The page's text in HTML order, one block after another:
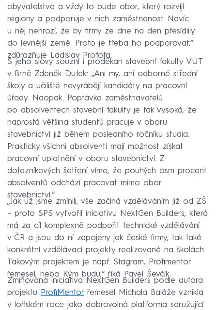
obyvatelstva a vždy to bude obor, který rozvíjí
regiony a podporuje v nich zaměstnanost. Navíc
u něj nehrozí, že by firmy ze dne na den přesídlily
do levnější země. Proto je třeba ho podporovat,“
zdůrazňuje Ladislav Profota.
S jeho slovy souzní i proděkan stavební fakulty VUT
v Brně Zdeněk Dufek: „Ani my, ani odborné střední
školy a učiliště nevyrábějí kandidáty na pracovní
úřady. Naopak. Poptávka zaměstnavatelů
po absolventech stavební fakulty je tak vysoká, že
naprostá většina studentů pracuje v oboru
stavebnictví již během posledního ročníku studia.
Prakticky všichni absolventi mají možnost získat
pracovní uplatnění v oboru stavebnictví. Z
dotazníkových šetření víme, že pouhých osm procent
absolventů odchází pracovat mimo obor
stavebnictví.“
„Jak už jsme zmínili, vše začíná vzděláváním již od ZŠ
– proto SPS vytvořil iniciativu NextGen Builders, která
má za cíl komplexně podpořit technické vzdělávání
v ČR a jsou do ní zapojeny jak české firmy, tak také
konkrétní vzdělávací projekty realizované na školách.
Takovým projektem je např. Stagram, Profimentor
řemesel, nebo Kým budu,“ říká Pavel Ševčík.
Zmiňovaná iniciativa NextGen Builders podle autora
projektu
ProfiMentorřemesel Michala Baláže vznikla
v loňském roce jako dobrovolná platforma sdružující